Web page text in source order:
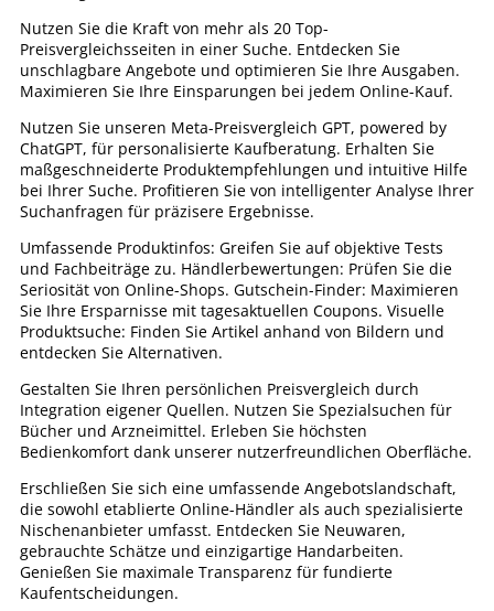
Nutzen Sie die Kraft von mehr als 20 Top-
Preisvergleichsseiten in einer Suche. Entdecken Sie
unschlagbare Angebote und optimieren Sie Ihre Ausgaben.
Maximieren Sie Ihre Einsparungen bei jedem Online-Kauf.
Nutzen Sie unseren Meta-Preisvergleich GPT, powered by
ChatGPT, für personalisierte Kaufberatung. Erhalten Sie
maßgeschneiderte Produktempfehlungen und intuitive Hilfe
bei Ihrer Suche. Profitieren Sie von intelligenter Analyse Ihrer
Suchanfragen für präzisere Ergebnisse.
Umfassende Produktinfos: Greifen Sie auf objektive Tests
und Fachbeiträge zu. Händlerbewertungen: Prüfen Sie die
Seriosität von Online-Shops. Gutschein-Finder: Maximieren
Sie Ihre Ersparnisse mit tagesaktuellen Coupons. Visuelle
Produktsuche: Finden Sie Artikel anhand von Bildern und
entdecken Sie Alternativen.
Gestalten Sie Ihren persönlichen Preisvergleich durch
Integration eigener Quellen. Nutzen Sie Spezialsuchen für
Bücher und Arzneimittel. Erleben Sie höchsten
Bedienkomfort dank unserer nutzerfreundlichen Oberfläche.
Erschließen Sie sich eine umfassende Angebotslandschaft,
die sowohl etablierte Online-Händler als auch spezialisierte
Nischenanbieter umfasst. Entdecken Sie Neuwaren,
gebrauchte Schätze und einzigartige Handarbeiten.
Genießen Sie maximale Transparenz für fundierte
Kaufentscheidungen.